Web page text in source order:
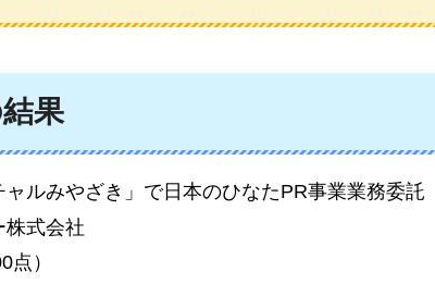
果
ルみやざき」で日本のひなたPR事業業務委託
株式会社
点）